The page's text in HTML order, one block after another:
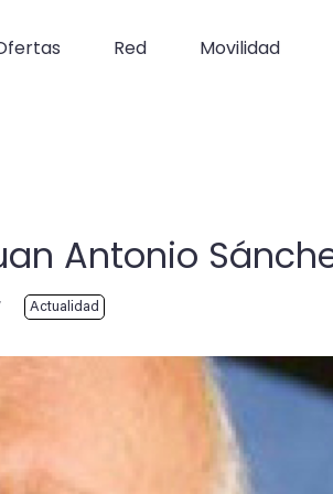
Red Movilidad
Antonio
Actualidad